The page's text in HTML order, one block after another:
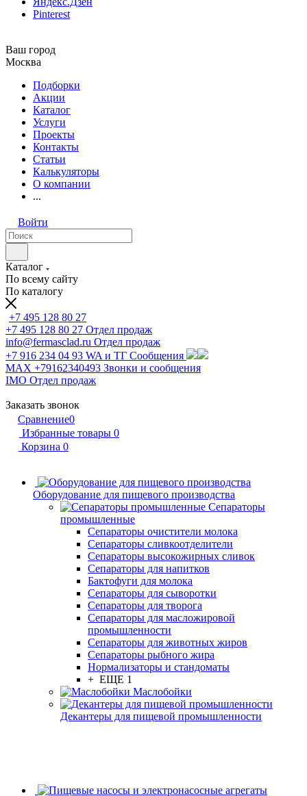
Pinterest
Ваш город
Москва
Подборки
Акции
Каталог
Услуги
Проекты
Контакты
Статьи
Калькуляторы
О компании
...
Войти
Каталог
По всему сайту
По каталогу
+7 495 128 80 27
+7 495 128 80 27 Отдел продаж
info@fermasclad.ru Отдел продаж
+7 916 234 04 93 WA и ТГ Сообщения
MAX +79162340493 Звонки и сообщения
IMO Отдел продаж
Заказать звонок
Сравнение0
Избранные товары 0
Корзина 0
Оборудование для пищевого производства
Сепараторы
промышленные
Сепараторы очистители молока
Сепараторы сливкоотделители
Сепараторы высокожирных сливок
Сепараторы для напитков
Бактофуги для молока
Сепараторы для сыворотки
Сепараторы для творога
Сепараторы для масложировой
промышленности
Сепараторы для животных жиров
Сепараторы рыбного жира
Нормализаторы и стандоматы
+ ЕЩЕ 1
Маслобойки
Декантеры для пищевой промышленности